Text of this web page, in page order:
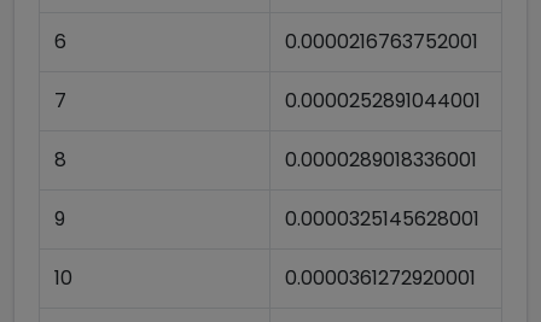
6 0.0000216763752001
7 0.0000252891044001
8 0.0000289018336001
9 0.0000325145628001
10 0.0000361272920001